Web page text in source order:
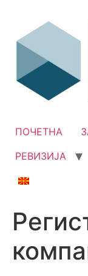
content
ПОЧЕТНА
РЕВИЗИЈА